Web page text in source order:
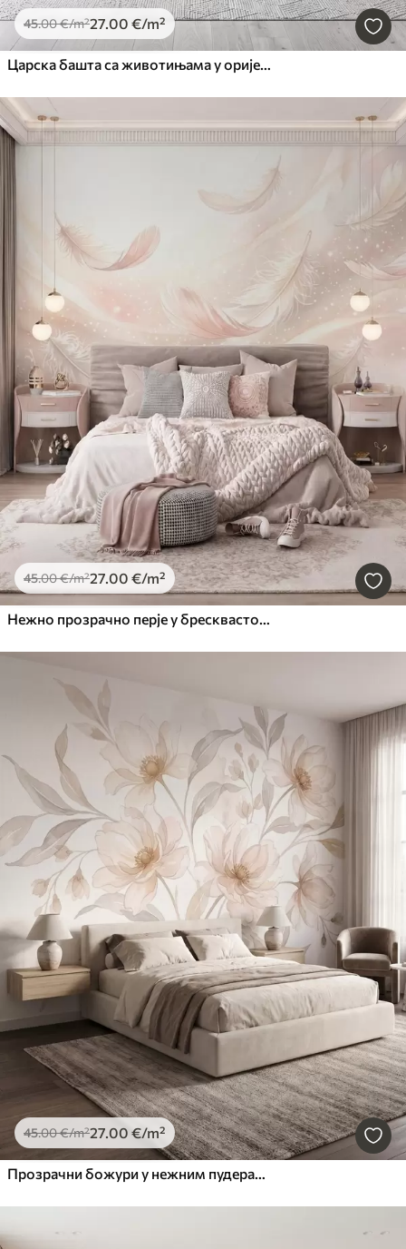
45.00€/m²27.00 €/m²
Царска башта са животињама у оријенталном стилу — мајмуном, леопардом, тигром, пауном и чапљом
45.00€/m²27.00 €/m²
Нежно прозрачно перје у бресквасто-ружичастој измаглици са сјајем
45.00€/m²27.00 €/m²
Прозрачни божури у нежним пудерасто-беж тоновима